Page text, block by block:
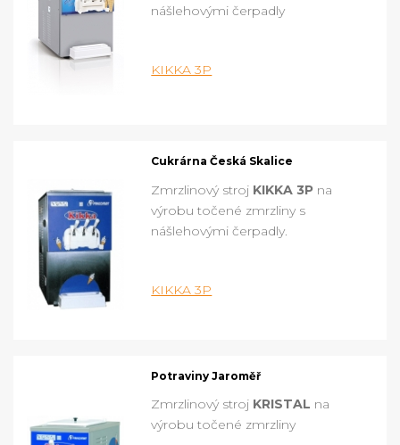
nášlehovými čerpadly
KIKKA 3P
Cukrárna Česká Skalice
Zmrzlinový stroj KIKKA 3P na
výrobu točené zmrzliny s
nášlehovými čerpadly.
KIKKA 3P
Potraviny Jaroměř
Zmrzlinový stroj KRISTAL na
výrobu točené zmrzliny